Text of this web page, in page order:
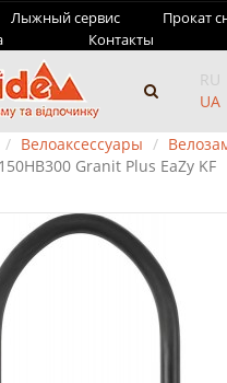
Лыжный сервис
Прокат
Контакты
RU
UA
Велоаксессуары
Granit Plus EaZy KF